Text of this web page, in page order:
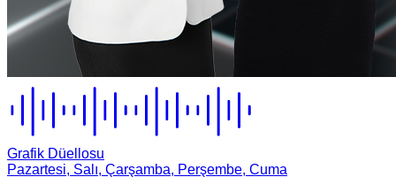
Grafik Düellosu
Pazartesi, Salı, Çarşamba, Perşembe, Cuma